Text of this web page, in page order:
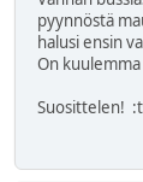
pyynnöstä
halusi ensin
On
Suosittelen!